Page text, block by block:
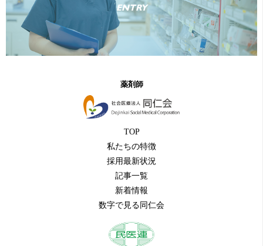
ENTRY
薬剤師
TOP
私たちの特徴
採用最新状況
記事一覧
新着情報
数字で見る同仁会